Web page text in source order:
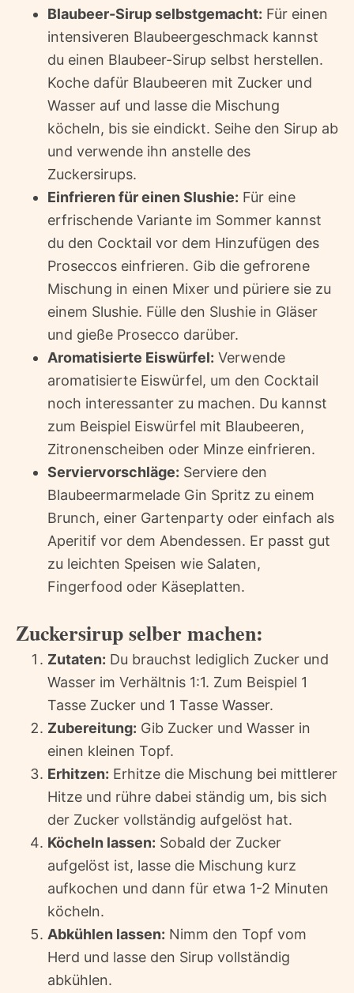
Blaubeer-Sirup selbstgemacht: Für einen
intensiveren Blaubeergeschmack kannst
du einen Blaubeer-Sirup selbst herstellen.
Koche dafür Blaubeeren mit Zucker und
Wasser auf und lasse die Mischung
köcheln, bis sie eindickt. Seihe den Sirup ab
und verwende ihn anstelle des
Zuckersirups.
Einfrieren für einen Slushie: Für eine
erfrischende Variante im Sommer kannst
du den Cocktail vor dem Hinzufügen des
Proseccos einfrieren. Gib die gefrorene
Mischung in einen Mixer und püriere sie zu
einem Slushie. Fülle den Slushie in Gläser
und gieße Prosecco darüber.
Aromatisierte Eiswürfel: Verwende
aromatisierte Eiswürfel, um den Cocktail
noch interessanter zu machen. Du kannst
zum Beispiel Eiswürfel mit Blaubeeren,
Zitronenscheiben oder Minze einfrieren.
Serviervorschläge: Serviere den
Blaubeermarmelade Gin Spritz zu einem
Brunch, einer Gartenparty oder einfach als
Aperitif vor dem Abendessen. Er passt gut
zu leichten Speisen wie Salaten,
Fingerfood oder Käseplatten.
Zuckersirup selber machen:
Zutaten: Du brauchst lediglich Zucker und
Wasser im Verhältnis 1:1. Zum Beispiel 1
Tasse Zucker und 1 Tasse Wasser.
Zubereitung: Gib Zucker und Wasser in
einen kleinen Topf.
Erhitzen: Erhitze die Mischung bei mittlerer
Hitze und rühre dabei ständig um, bis sich
der Zucker vollständig aufgelöst hat.
Köcheln lassen: Sobald der Zucker
aufgelöst ist, lasse die Mischung kurz
aufkochen und dann für etwa 1-2 Minuten
köcheln.
Abkühlen lassen: Nimm den Topf vom
Herd und lasse den Sirup vollständig
abkühlen.